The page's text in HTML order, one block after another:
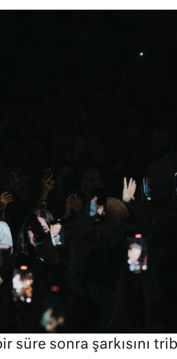
süre sonra şarkısını